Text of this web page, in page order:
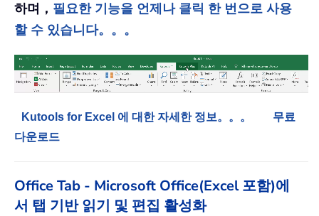
하며， 필요한 기능을 언제나 클릭 한 번으로 사용
할 수 있습니다。。。
Kutools for Excel 에 대한 자세한 정보。。。
무료
다운로드
Office Tab - Microsoft Office(Excel 포함)에
서 탭 기반 읽기 및 편집 활성화